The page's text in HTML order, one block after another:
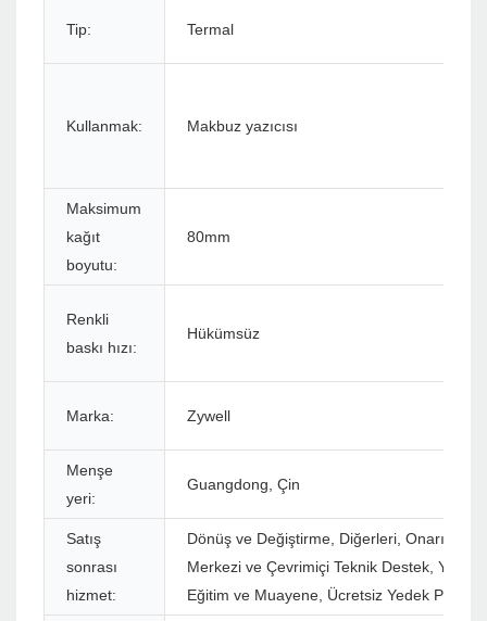
Tip: Termal
Kullanmak: Makbuz yazıcısı
Maksimum
kağıt
boyutu:
80mm
Renkli
baskı hızı:
Hükümsüz
Marka: Zywell
Menşe
yeri:
Guangdong, Çin
Satış
sonrası
hizmet:
Dönüş ve Değiştirme, Diğerleri, Onarım,
Merkezi ve Çevrimiçi Teknik Destek,
Eğitim ve Muayene, Ücretsiz Yedek